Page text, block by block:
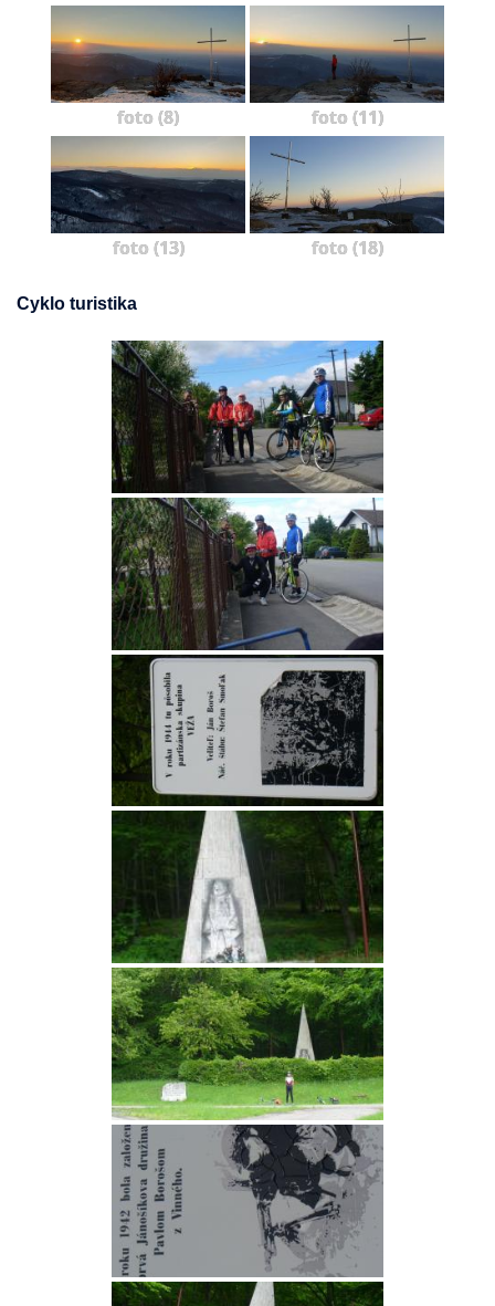
foto (8) foto (11)
foto (13) foto (18)
Cyklo turistika